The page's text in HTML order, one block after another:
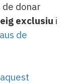
de donar
exclusiu i
de